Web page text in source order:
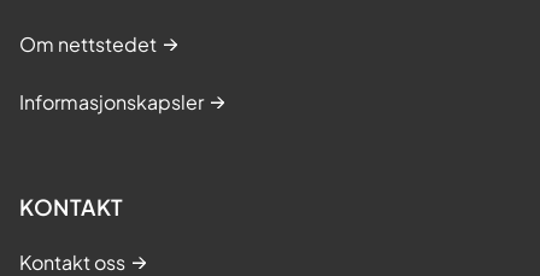
Om nettstedet
Informasjonskapsler
KONTAKT
Kontakt oss